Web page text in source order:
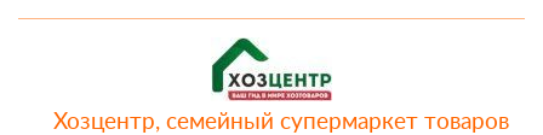
Хозцентр, семейный супермаркет товаров